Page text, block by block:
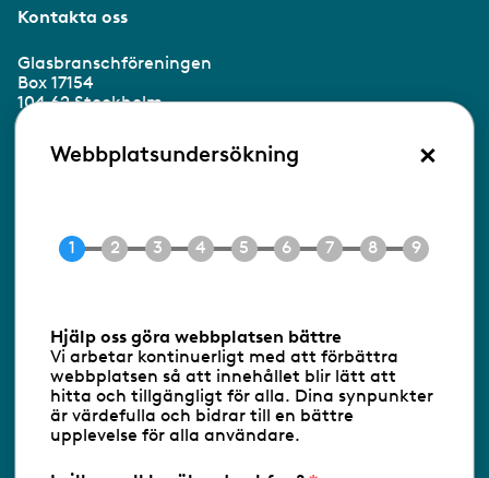
Kontakta oss
Glasbranschföreningen
Box 17154
104 62 Stockholm
Besöksadress:
Ringvägen 100
E-post info@gbf.se
Följ oss via RSS
Databasens namn:www.gbf.se-
Webbplatsundersökning ×
Hjälp oss göra webbplatsen bättre
Vi arbetar kontinuerligt med att förbättra
webbplatsen så att innehållet blir lätt att
hitta och tillgängligt för alla. Dina synpunkter
är värdefulla och bidrar till en bättre
upplevelse för alla användare.